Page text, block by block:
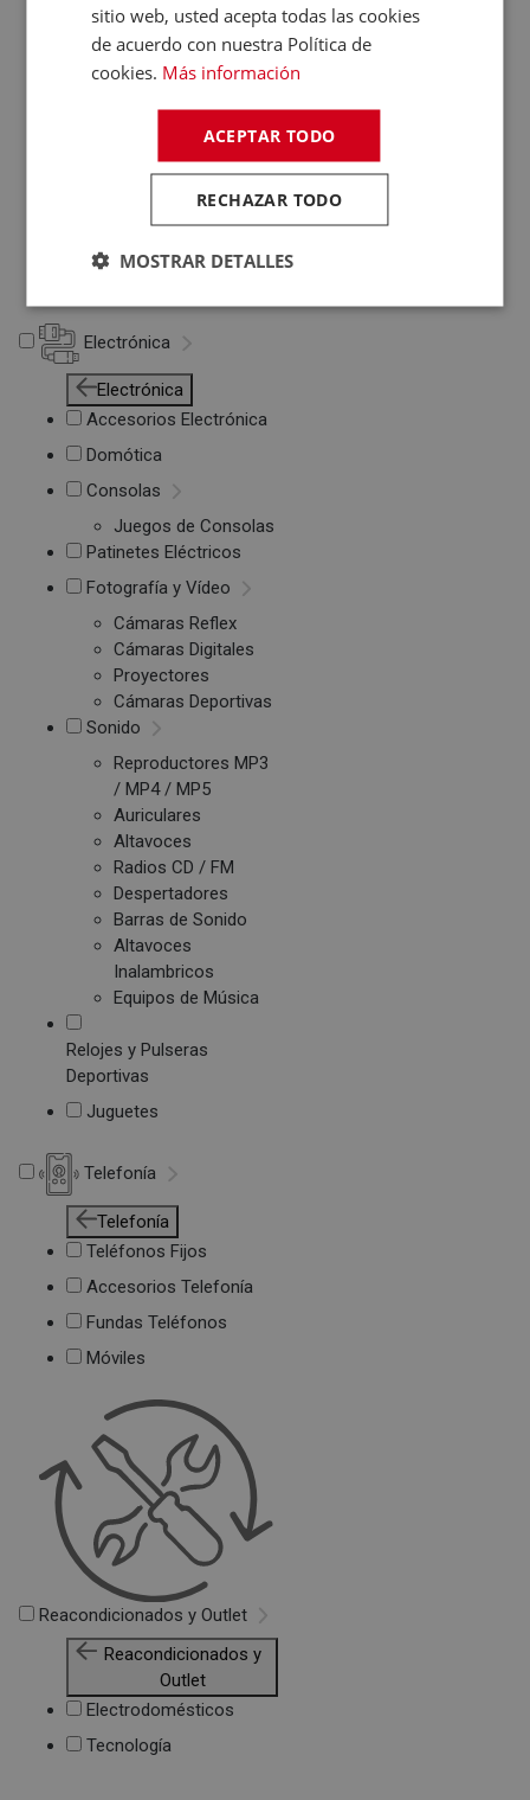
Otros PC
Networking
Soportes Ordenador
Maletines de
Accesorios
Cables Informática
Cargadores /
Electrónica
Electrónica
Accesorios Electrónica
Domótica
Consolas
Juegos de Consolas
Patinetes Eléctricos
Fotografía y Vídeo
Cámaras Reflex
Cámaras Digitales
Proyectores
Cámaras Deportivas
Sonido
Reproductores MP3
/ MP4 / MP5
Auriculares
Altavoces
Radios CD / FM
Despertadores
Barras de Sonido
Altavoces
Inalambricos
Equipos de Música
Relojes y Pulseras
Deportivas
Juguetes
Telefonía
Telefonía
Teléfonos Fijos
Accesorios Telefonía
Fundas Teléfonos
Móviles
Reacondicionados y Outlet
Reacondicionados y
Outlet
Electrodomésticos
Tecnología
sitio web, usted acepta todas las cookies
de acuerdo con nuestra Política de
cookies. Más información
ACEPTAR TODO
RECHAZAR TODO
MOSTRAR DETALLES